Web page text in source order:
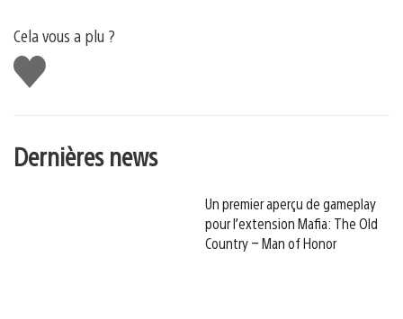
Cela vous a plu ?
J'aime
Dernières news
Un premier aperçu de gameplay
pour l’extension Mafia: The Old
Country – Man of Honor